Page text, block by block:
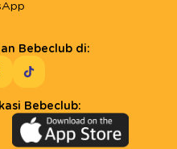
Bebeclub di:
Bebeclub: